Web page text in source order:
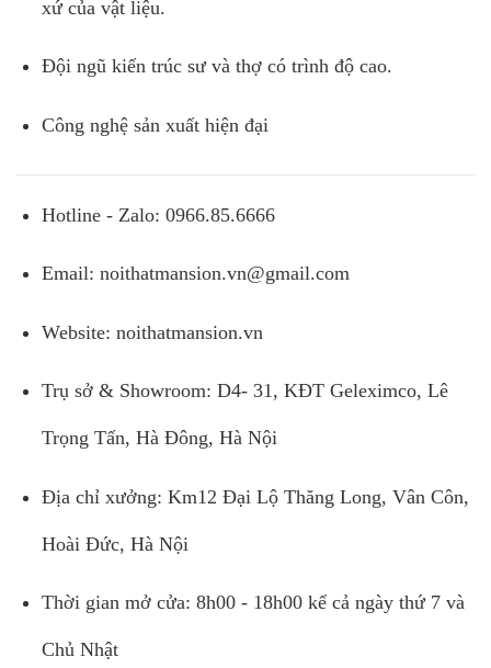
xứ của vật liệu.
Đội ngũ kiến trúc sư và thợ có trình độ cao.
Công nghệ sản xuất hiện đại
Hotline - Zalo: 0966.85.6666
Email: noithatmansion.vn@gmail.com
Website: noithatmansion.vn
Trụ sở & Showroom: D4- 31, KĐT Geleximco, Lê
Trọng Tấn, Hà Đông, Hà Nội
Địa chỉ xưởng: Km12 Đại Lộ Thăng Long, Vân Côn,
Hoài Đức, Hà Nội
Thời gian mở cửa: 8h00 - 18h00 kể cả ngày thứ 7 và
Chủ Nhật